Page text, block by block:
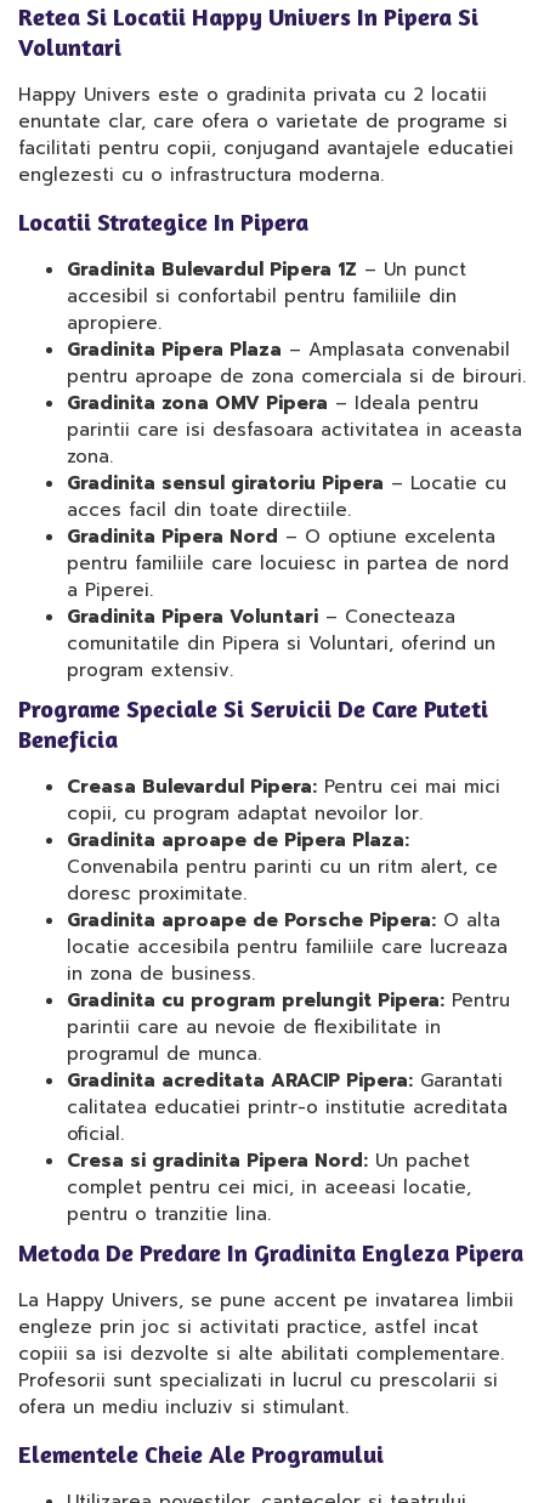
Retea Si Locatii Happy Univers In Pipera Si
Voluntari
Happy Univers este o gradinita privata cu 2 locatii
enuntate clar, care ofera o varietate de programe si
facilitati pentru copii, conjugand avantajele educatiei
englezesti cu o infrastructura moderna.
Locatii Strategice In Pipera
Gradinita Bulevardul Pipera 1Z – Un punct
accesibil si confortabil pentru familiile din
apropiere.
Gradinita Pipera Plaza – Amplasata convenabil
pentru aproape de zona comerciala si de birouri.
Gradinita zona OMV Pipera – Ideala pentru
parintii care isi desfasoara activitatea in aceasta
zona.
Gradinita sensul giratoriu Pipera – Locatie cu
acces facil din toate directiile.
Gradinita Pipera Nord – O optiune excelenta
pentru familiile care locuiesc in partea de nord
a Piperei.
Gradinita Pipera Voluntari – Conecteaza
comunitatile din Pipera si Voluntari, oferind un
program extensiv.
Programe Speciale Si Servicii De Care Puteti
Beneficia
Creasa Bulevardul Pipera: Pentru cei mai mici
copii, cu program adaptat nevoilor lor.
Gradinita aproape de Pipera Plaza:
Convenabila pentru parinti cu un ritm alert, ce
doresc proximitate.
Gradinita aproape de Porsche Pipera: O alta
locatie accesibila pentru familiile care lucreaza
in zona de business.
Gradinita cu program prelungit Pipera: Pentru
parintii care au nevoie de flexibilitate in
programul de munca.
Gradinita acreditata ARACIP Pipera: Garantati
calitatea educatiei printr-o institutie acreditata
oficial.
Cresa si gradinita Pipera Nord: Un pachet
complet pentru cei mici, in aceeasi locatie,
pentru o tranzitie lina.
Metoda De Predare In Gradinita Engleza Pipera
La Happy Univers, se pune accent pe invatarea limbii
engleze prin joc si activitati practice, astfel incat
copiii sa isi dezvolte si alte abilitati complementare.
Profesorii sunt specializati in lucrul cu prescolarii si
ofera un mediu incluziv si stimulant.
Elementele Cheie Ale Programului